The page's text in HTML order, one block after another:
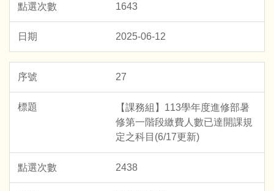
1643
2025-06-12
27
【課務組】113學年度進修部暑
修第一階段繳費人數已達開課規
定之科目(6/17更新)
2438